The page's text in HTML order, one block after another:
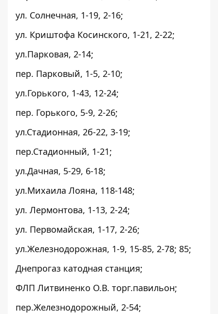
ул. Солнечная, 1-19, 2-16;
ул. Криштофа Косинского, 1-21, 2-22;
ул.Парковая, 2-14;
пер. Парковый, 1-5, 2-10;
ул.Горького, 1-43, 12-24;
пер. Горького, 5-9, 2-26;
ул.Стадионная, 2б-22, 3-19;
пер.Стадионный, 1-21;
ул.Дачная, 5-29, 6-18;
ул.Михаила Лояна, 118-148;
ул. Лермонтова, 1-13, 2-24;
ул. Первомайская, 1-17, 2-26;
ул.Железнодорожная, 1-9, 15-85, 2-78; 85;
Днепрогаз катодная станция;
ФЛП Литвиненко О.В. торг.павильон;
пер.Железнодорожный, 2-54;